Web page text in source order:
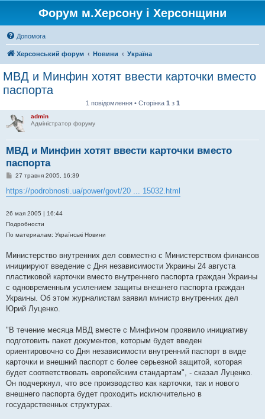
Форум м.Херсону і Херсонщини
Допомога
Херсонський форум Новини Україна
МВД и Минфин хотят ввести карточки вместо
паспорта
1 повідомлення • Сторінка 1 з 1
admin
Адміністратор форуму
МВД и Минфин хотят ввести карточки вместо
паспорта
П
в
і
м
л
н
я
27 травня 2005, 16:39
https://podrobnosti.ua/power/govt/20 ... 15032.html
26 мая 2005 | 16:44
Подробности
По материалам: Українські Новини
Министерство внутренних дел совместно с Министерством финансов
инициируют введение с Дня независимости Украины 24 августа
пластиковой карточки вместо внутреннего паспорта граждан Украины
с одновременным усилением защиты внешнего паспорта граждан
Украины. Об этом журналистам заявил министр внутренних дел
Юрий Луценко.
"В течение месяца МВД вместе с Минфином проявило инициативу
подготовить пакет документов, которым будет введен
ориентировочно со Дня независимости внутренний паспорт в виде
карточки и внешний паспорт с более серьезной защитой, которая
будет соответствовать европейским стандартам", - сказал Луценко.
Он подчеркнул, что все производство как карточки, так и нового
внешнего паспорта будет проходить исключительно в
государственных структурах.